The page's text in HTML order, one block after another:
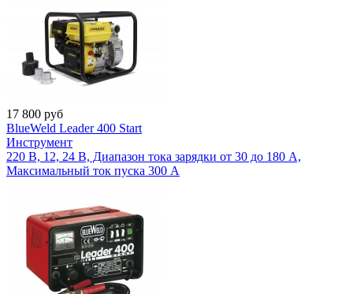
17 800 руб
BlueWeld Leader 400 Start
Инструмент
220 В, 12, 24 В, Диапазон тока зарядки от 30 до 180 А,
Максимальный ток пуска 300 А